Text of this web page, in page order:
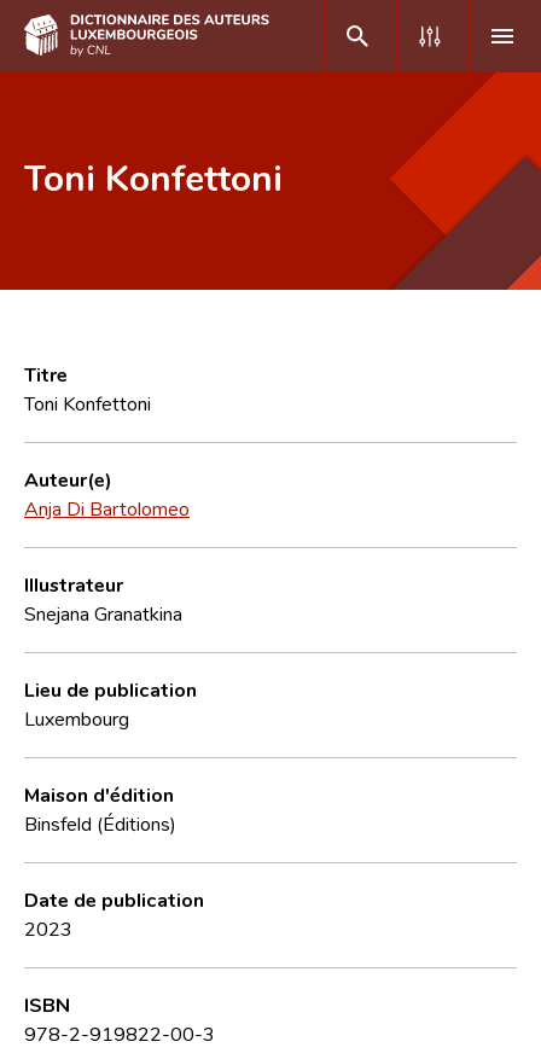
Foire aux questions
CNL
Équipe scientifique
Contact
Toni Konfettoni
Titre
Toni Konfettoni
Auteur(e)
Anja Di Bartolomeo
Illustrateur
Snejana Granatkina
Lieu de publication
Luxembourg
Maison d'édition
Binsfeld (Éditions)
Date de publication
2023
ISBN
978-2-919822-00-3